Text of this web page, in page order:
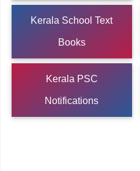
Kerala School Text
Books
Kerala PSC
Notifications